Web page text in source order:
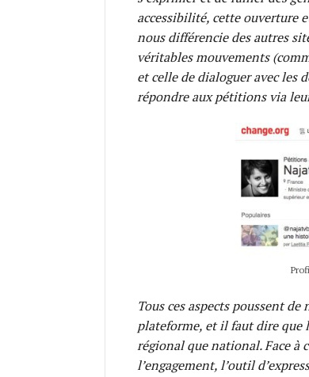
accessibilité, cette ouverture
nous différencie des autres
véritables mouvements
et celle de dialoguer avec les
répondre aux pétitions via
Tous ces aspects poussent
plateforme, et il faut dire que
régional que national. Face à
l’engagement, l’outil